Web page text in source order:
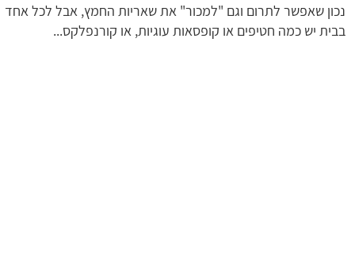
נכון שאפשר לתרום וגם "למכור" את שאריות החמץ, אבל לכל אחד
בבית יש כמה חטיפים או קופסאות עוגיות, או קורנפלקס...